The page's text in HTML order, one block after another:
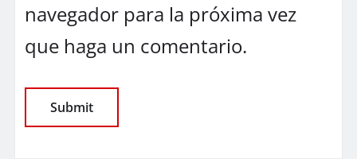
navegador para la próxima vez
que haga un comentario.